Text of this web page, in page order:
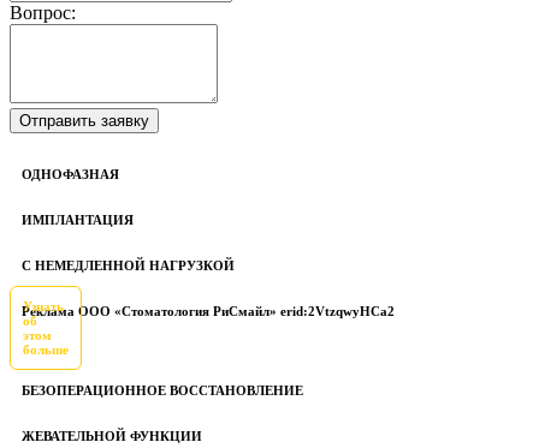
Вопрос:
ОДНОФАЗНАЯ
ИМПЛАНТАЦИЯ
С НЕМЕДЛЕННОЙ НАГРУЗКОЙ
Реклама ООО «Стоматология РиСмайл» erid:2VtzqwyHCa2
Узнать
об
этом
больше
БЕЗОПЕРАЦИОННОЕ ВОССТАНОВЛЕНИЕ
ЖЕВАТЕЛЬНОЙ ФУНКЦИИ